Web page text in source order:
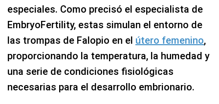
especiales. Como precisó el especialista de
EmbryoFertility, estas simulan el entorno de
las trompas de Falopio en el útero femenino,
proporcionando la temperatura, la humedad y
una serie de condiciones fisiológicas
necesarias para el desarrollo embrionario.